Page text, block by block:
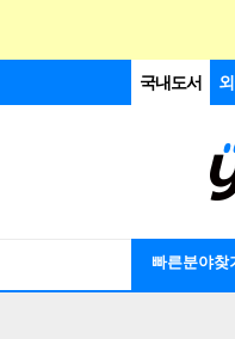
국내도서
빠른분야찾